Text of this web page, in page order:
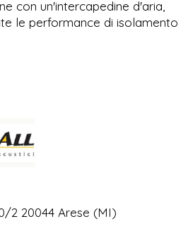
con un'intercapedine d'aria,
le performance di isolamento
2 20044 Arese (MI)